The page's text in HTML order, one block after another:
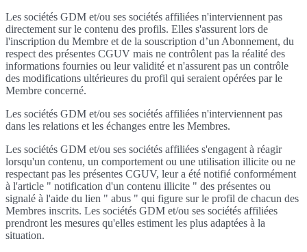
Les sociétés GDM et/ou ses sociétés affiliées n'interviennent pas
directement sur le contenu des profils. Elles s'assurent lors de
l'inscription du Membre et de la souscription d’un Abonnement, du
respect des présentes CGUV mais ne contrôlent pas la réalité des
informations fournies ou leur validité et n'assurent pas un contrôle
des modifications ultérieures du profil qui seraient opérées par le
Membre concerné.
Les sociétés GDM et/ou ses sociétés affiliées n'interviennent pas
dans les relations et les échanges entre les Membres.
Les sociétés GDM et/ou ses sociétés affiliées s'engagent à réagir
lorsqu'un contenu, un comportement ou une utilisation illicite ou ne
respectant pas les présentes CGUV, leur a été notifié conformément
à l'article " notification d'un contenu illicite " des présentes ou
signalé à l'aide du lien " abus " qui figure sur le profil de chacun des
Membres inscrits. Les sociétés GDM et/ou ses sociétés affiliées
prendront les mesures qu'elles estiment les plus adaptées à la
situation.